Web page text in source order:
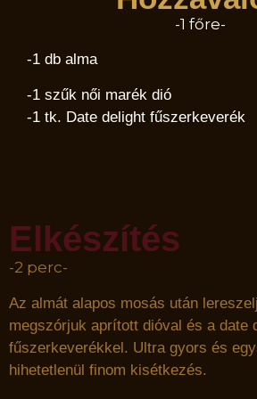
-1 főre-
-1 db alma
-1 szűk női marék dió
-1 tk. Date delight fűszerkeverék
Elkészítés
-2 perc-
Az almát alapos mosás után
megszórjuk aprított dióval és a date
fűszerkeverékkel. Ultra gyors és
hihetetlenül finom kisétkezés.